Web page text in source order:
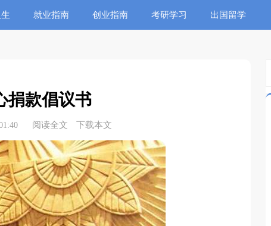
就业指南 创业指南 考研学习 出国留学
捐款倡议书
阅读全文 下载本文